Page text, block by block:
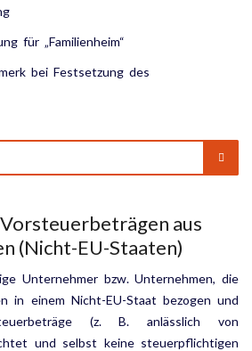
für „Familienheim“
bei Festsetzung des
aus
(Nicht-EU-Staaten)
Unternehmer bzw. Unternehmen, die
in einem Nicht-EU-Staat bezogen und
(z. B. anlässlich von
und selbst keine steuerpflichtigen